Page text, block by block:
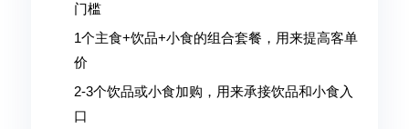
门槛
1个主食+饮品+小食的组合套餐，用来提高客单
价
2-3个饮品或小食加购，用来承接饮品和小食入
口